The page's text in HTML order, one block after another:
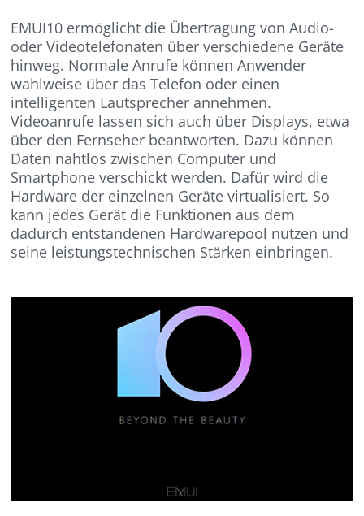
EMUI10 ermöglicht die Übertragung von Audio-
oder Videotelefonaten über verschiedene Geräte
hinweg. Normale Anrufe können Anwender
wahlweise über das Telefon oder einen
intelligenten Lautsprecher annehmen.
Videoanrufe lassen sich auch über Displays, etwa
über den Fernseher beantworten. Dazu können
Daten nahtlos zwischen Computer und
Smartphone verschickt werden. Dafür wird die
Hardware der einzelnen Geräte virtualisiert. So
kann jedes Gerät die Funktionen aus dem
dadurch entstandenen Hardwarepool nutzen und
seine leistungstechnischen Stärken einbringen.